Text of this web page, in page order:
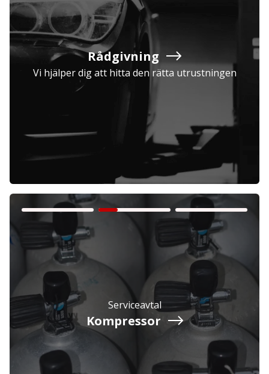
Företag Exkl. moms
Privatperson Inkl. moms
Rådgivning
Vi hjälper dig att hitta den rätta utrustningen
Serviceavtal
Kompressor